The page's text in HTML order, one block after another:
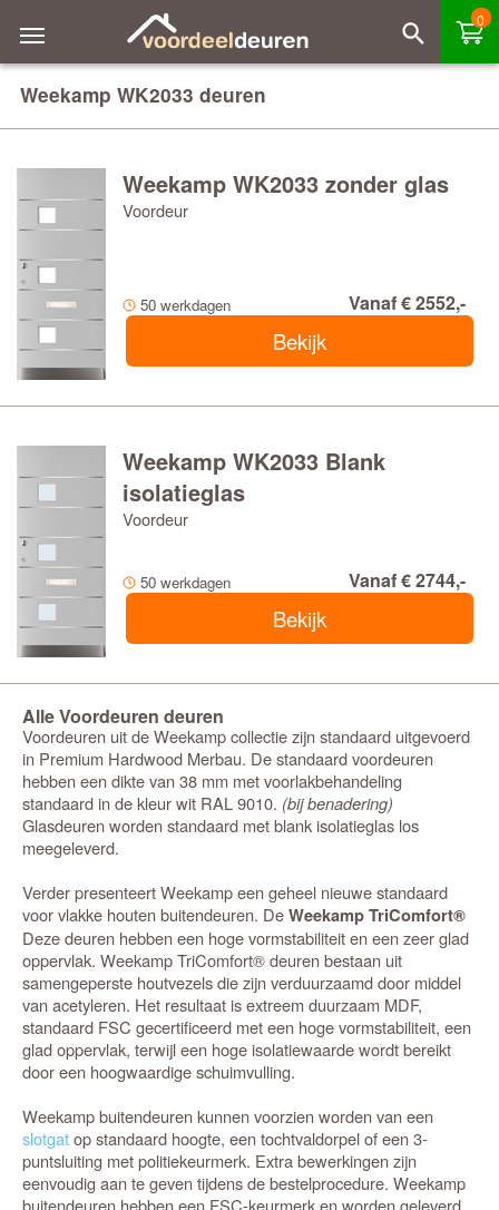
0
Weekamp WK2033 deuren
Weekamp WK2033 zonder glas
Voordeur
50 werkdagen Vanaf € 2552,-
Bekijk
Weekamp WK2033 Blank
isolatieglas
Voordeur
50 werkdagen Vanaf € 2744,-
Bekijk
Alle Voordeuren deuren
Voordeuren uit de Weekamp collectie zijn standaard uitgevoerd
in Premium Hardwood Merbau. De standaard voordeuren
hebben een dikte van 38 mm met voorlakbehandeling
standaard in de kleur wit RAL 9010. (bij benadering)
Glasdeuren worden standaard met blank isolatieglas los
meegeleverd.
Verder presenteert Weekamp een geheel nieuwe standaard
voor vlakke houten buitendeuren. DeWeekamp TriComfort®
Deze deuren hebben een hoge vormstabiliteit en een zeer glad
oppervlak. Weekamp TriComfort® deuren bestaan uit
samengeperste houtvezels die zijn verduurzaamd door middel
van acetyleren. Het resultaat is extreem duurzaam MDF,
standaard FSC gecertificeerd met een hoge vormstabiliteit, een
glad oppervlak, terwijl een hoge isolatiewaarde wordt bereikt
door een hoogwaardige schuimvulling.
Weekamp buitendeuren kunnen voorzien worden van een
slotgatop standaard hoogte, een tochtvaldorpel of een 3-
puntsluiting met politiekeurmerk. Extra bewerkingen zijn
eenvoudig aan te geven tijdens de bestelprocedure. Weekamp
buitendeuren hebben een FSC-keurmerk en worden geleverd